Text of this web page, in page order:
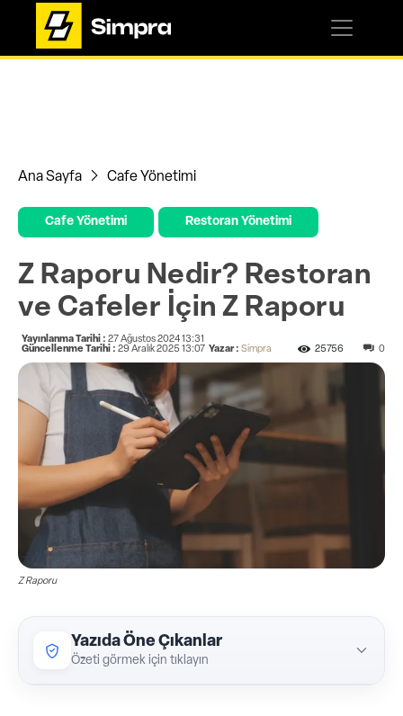
Ana Sayfa Cafe Yönetimi
Cafe Yönetimi Restoran Yönetimi
Z Raporu Nedir? Restoran
ve Cafeler İçin Z Raporu
Yayınlanma Tarihi : 27 Ağustos 2024 13:31
Güncellenme Tarihi : 29 Aralık 2025 13:07 Yazar : Simpra 0
25756
Z Raporu
Yazıda Öne Çıkanlar
Özeti görmek için tıklayın